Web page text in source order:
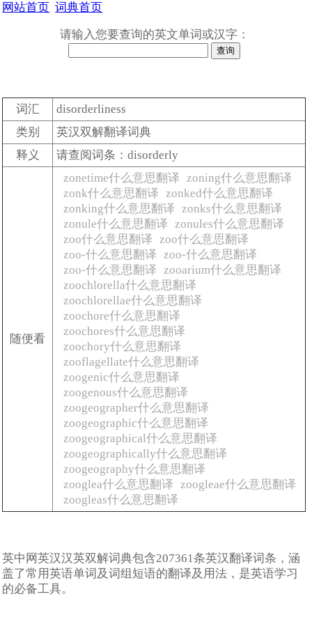
网站首页 词典首页
请输入您要查询的英文单词或汉字：
词汇
disorderliness
类别
英汉双解翻译词典
释义
请查阅词条：disorderly
随便看
zonetime什么意思翻译 zoning什么意思翻译
zonk什么意思翻译 zonked什么意思翻译
zonking什么意思翻译 zonks什么意思翻译
zonule什么意思翻译 zonules什么意思翻译
zoo什么意思翻译 zoo什么意思翻译
zoo-什么意思翻译 zoo-什么意思翻译
zoo-什么意思翻译 zooarium什么意思翻译
zoochlorella什么意思翻译
zoochlorellae什么意思翻译
zoochore什么意思翻译
zoochores什么意思翻译
zoochory什么意思翻译
zooflagellate什么意思翻译
zoogenic什么意思翻译
zoogenous什么意思翻译
zoogeographer什么意思翻译
zoogeographic什么意思翻译
zoogeographical什么意思翻译
zoogeographically什么意思翻译
zoogeography什么意思翻译
zooglea什么意思翻译 zoogleae什么意思翻译
zoogleas什么意思翻译
英中网英汉汉英双解词典包含207361条英汉翻译词条，涵
盖了常用英语单词及词组短语的翻译及用法，是英语学习
的必备工具。